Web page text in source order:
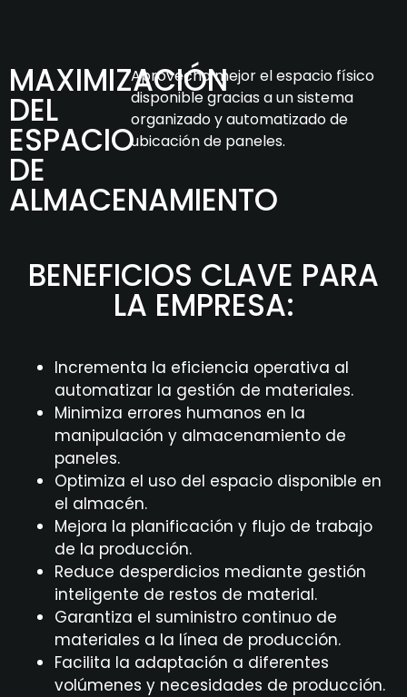
Aprovecha mejor el espacio físico
disponible gracias a un sistema
organizado y automatizado de
ubicación de paneles.
MAXIMIZACIÓN
DEL
ESPACIO
DE
ALMACENAMIENTO
BENEFICIOS CLAVE PARA
LA EMPRESA:
Incrementa la eficiencia operativa al
automatizar la gestión de materiales.
Minimiza errores humanos en la
manipulación y almacenamiento de
paneles.
Optimiza el uso del espacio disponible en
el almacén.
Mejora la planificación y flujo de trabajo
de la producción.
Reduce desperdicios mediante gestión
inteligente de restos de material.
Garantiza el suministro continuo de
materiales a la línea de producción.
Facilita la adaptación a diferentes
volúmenes y necesidades de producción.